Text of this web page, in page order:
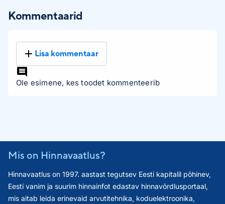
Kommentaarid
Lisa kommentaar
Ole esimene, kes toodet kommenteerib
Mis on Hinnavaatlus?
Hinnavaatlus on 1997. aastast tegutsev Eesti kapitalil põhinev,
Eesti vanim ja suurim hinnainfot edastav hinnavõrdlusportaal,
mis aitab leida erinevaid arvutitehnika, koduelektroonika,